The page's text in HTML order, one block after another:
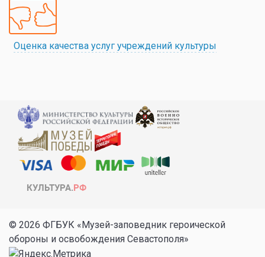
Оценка качества услуг учреждений культуры
© 2026 ФГБУК «Музей-заповедник героической
обороны и освобождения Севастополя»